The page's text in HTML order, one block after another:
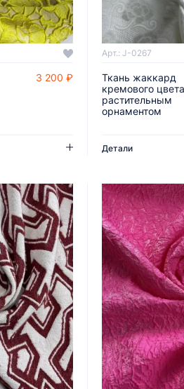
3 200 ₽
Арт.: J-0267
Ткань жаккард
кремового
растительным
орнаментом
Детали